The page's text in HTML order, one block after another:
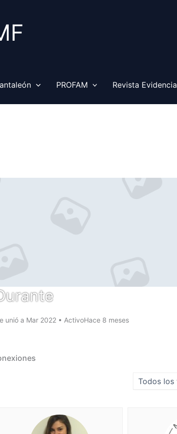
PROFAM Revista Evidencia
unió a Mar 2022 • ActivoHace 8 meses
Espectáculo: